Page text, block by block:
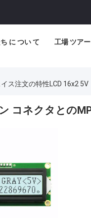
に つい て 工場 ツアー
ス注文の特性LCD 16x2 5V
コネクタとの